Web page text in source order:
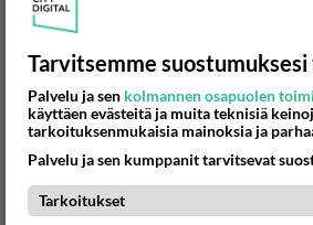
Snowboy
2001-01-31 15:14:00
Tuota noin, sit on
kun hiiren osoittimen
Tarvitsemme
Palvelu ja sen kolmannen osapuolen
käyttäen evästeitä ja muita teknisiä
tarkoituksenmukaisia mainoksia ja
Palvelu ja sen kumppanit tarvitsevat
Tarkoitukset